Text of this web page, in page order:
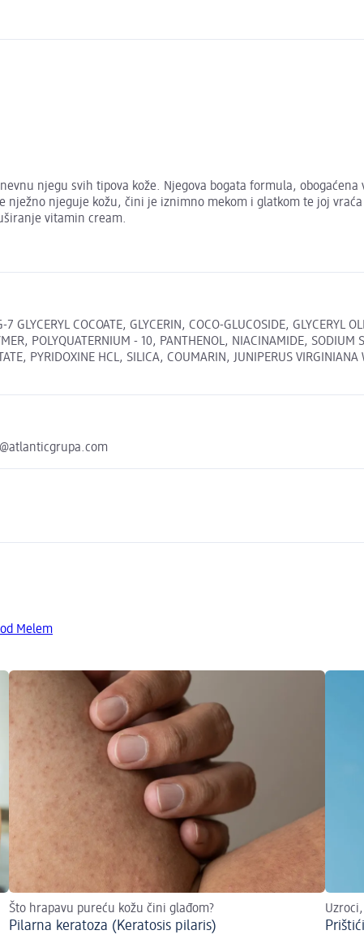
njegu svih tipova kože. Njegova bogata formula,
njeguje kožu, čini je iznimno mekom i glatkom te joj
vitamin cream.
COCOATE, GLYCERIN, COCO-GLUCOSIDE, GLYCERYL
POLYQUATERNIUM - 10, PANTHENOL, NIACINAMIDE, SODIUM
PYRIDOXINE HCL, SILICA, COUMARIN, JUNIPERUS
Melem
Što hrapavu pureću kožu čini glađom?
Pilarna keratoza (Keratosis pilaris)